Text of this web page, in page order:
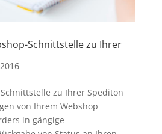
Schnittstelle zu Ihrer
zu Ihrer Spediton
von Ihrem Webshop
in gängige